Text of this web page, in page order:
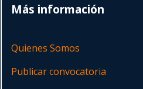
Más información
Quienes Somos
Publicar convocatoria